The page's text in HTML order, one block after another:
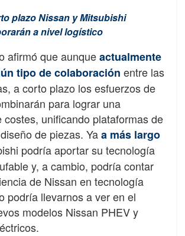
plazo Nissan y Mitsubishi
a nivel logístico
afirmó que aunqueactualmente
tipo de colaboración entre las
a corto plazo los esfuerzos de
para lograr una
costes, unificando plataformas de
de piezas. Yaa más largo
podría aportar su tecnología
y, a cambio, podría contar
de Nissan en tecnología
podría llevarnos a ver en el
modelos Nissan PHEV y